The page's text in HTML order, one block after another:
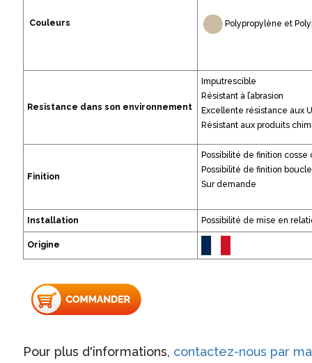
Couleurs Polypropylène et
Resistance dans son environnement
Imputrescible
Résistant à l’abrasion
Excellente résistance aux
Résistant aux produits
Finition
Possibilité de finition
Possibilité de finition boucle
Sur demande
Installation Possibilité de mise en
Origine
Pour plus d'informations, contactez-nous par